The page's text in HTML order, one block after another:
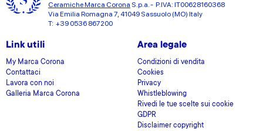
Ceramiche Marca Corona S.p.a. - P.IVA: IT00628160368
Via Emilia Romagna 7, 41049 Sassuolo (MO) Italy
T: +39 0536 867200
Link utili
My Marca Corona
Contattaci
Lavora con noi
Galleria Marca Corona
Area legale
Condizioni di vendita
Cookies
Privacy
Whistleblowing
Rivedi le tue scelte sui cookie
GDPR
Disclaimer copyright